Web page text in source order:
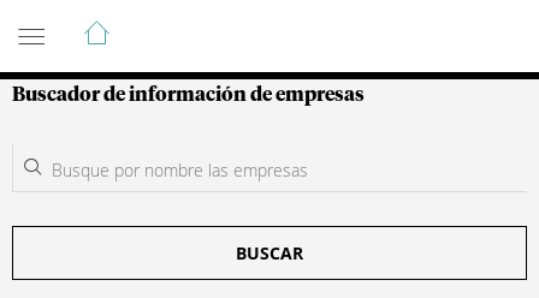
Guía de Empresas Colombianas
Buscador de información de empresas
BUSCAR